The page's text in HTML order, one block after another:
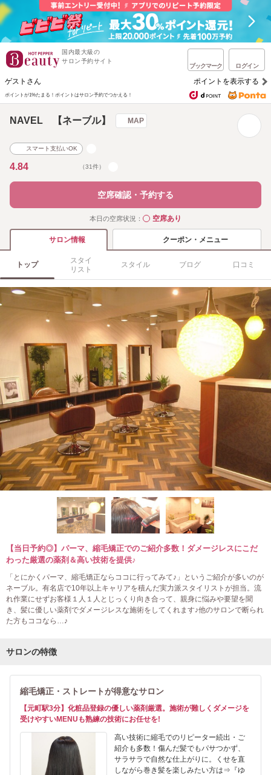
国内最大級の
サロン予約サイト
ブックマーク ログイン
ゲストさん ポイントを表示する
ポイントが1%たまる！ ポイントはサロン予約でつかえる！
NAVEL 【ネーブル】 MAP
スマート支払いOK
4.84 （31件）
空席確認・予約する
本日の空席状況： ◯空席あり
サロン情報 クーポン・メニュー
トップ
スタイ
リスト
スタイル ブログ 口コミ
【当日予約◎】パーマ、縮毛矯正でのご紹介多数！ダメージレスにこだ
わった厳選の薬剤＆高い技術を提供♪
「とにかくパーマ、縮毛矯正ならココに行ってみて♪」というご紹介が多いのが
ネーブル。有名店で10年以上キャリアを積んだ実力派スタイリストが担当。流
れ作業にせずお客様１人１人とじっくり向き合って、親身に悩みや要望を聞
き、髪に優しい薬剤でダメージレスな施術をしてくれます♪他のサロンで断られ
た方もココなら…♪
サロンの特徴
縮毛矯正・ストレートが得意なサロン
【元町駅3分】化粧品登録の優しい薬剤厳選。施術が難しくダメージを
受けやすいMENUも熟練の技術にお任せを!
高い技術に縮毛でのリピーター続出・ご
紹介も多数！傷んだ髪でもパサつかず、
サラサラで自然な仕上がりに。くせを直
しながら巻き髪を楽しみたい方は⇒『ゆ